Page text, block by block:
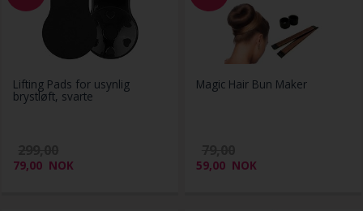
Lifting Pads for usynlig
brystløft, svarte
79,00 NOK
Magic Hair Bun Maker
59,00 NOK